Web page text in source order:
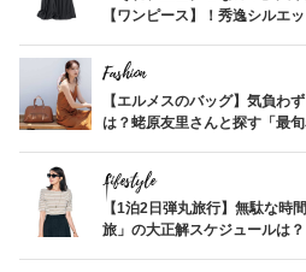
【ワンピース】！秀逸シルエ
Fashion
【エルメスのバッグ】気負わ
は？蛯原友里さんと探す「最
Lifestyle
【1泊2日弾丸旅行】無駄な時
旅」の大正解スケジュールは？